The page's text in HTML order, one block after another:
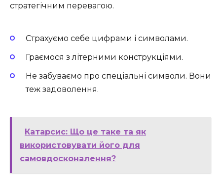
стратегічним перевагою.
Страхуємо себе цифрами і символами.
Граємося з літерними конструкціями.
Не забуваємо про спеціальні символи. Вони
теж задоволення.
Катарсис: Що це таке та як
використовувати його для
самовдосконалення?